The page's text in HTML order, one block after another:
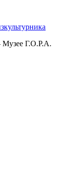
Музее Г.О.Р.А.